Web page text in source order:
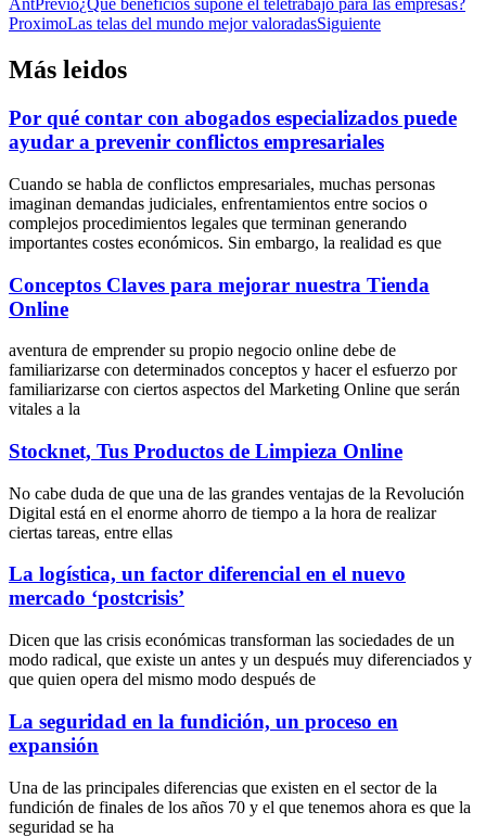
AntPrevio¿Qué beneficios supone el teletrabajo para las empresas?
ProximoLas telas del mundo mejor valoradasSiguiente
Más leidos
Por qué contar con abogados especializados puede
ayudar a prevenir conflictos empresariales
Cuando se habla de conflictos empresariales, muchas personas
imaginan demandas judiciales, enfrentamientos entre socios o
complejos procedimientos legales que terminan generando
importantes costes económicos. Sin embargo, la realidad es que
Conceptos Claves para mejorar nuestra Tienda
Online
aventura de emprender su propio negocio online debe de
familiarizarse con determinados conceptos y hacer el esfuerzo por
familiarizarse con ciertos aspectos del Marketing Online que serán
vitales a la
Stocknet, Tus Productos de Limpieza Online
No cabe duda de que una de las grandes ventajas de la Revolución
Digital está en el enorme ahorro de tiempo a la hora de realizar
ciertas tareas, entre ellas
La logística, un factor diferencial en el nuevo
mercado ‘postcrisis’
Dicen que las crisis económicas transforman las sociedades de un
modo radical, que existe un antes y un después muy diferenciados y
que quien opera del mismo modo después de
La seguridad en la fundición, un proceso en
expansión
Una de las principales diferencias que existen en el sector de la
fundición de finales de los años 70 y el que tenemos ahora es que la
seguridad se ha